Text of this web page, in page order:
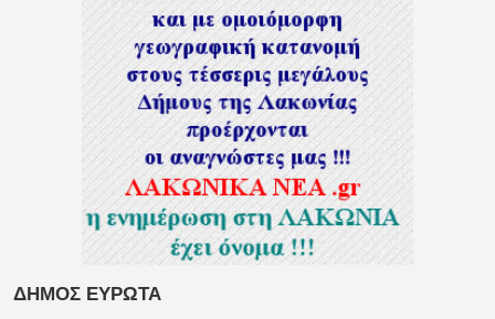
ΔΗΜΟΣ ΕΥΡΩΤΑ